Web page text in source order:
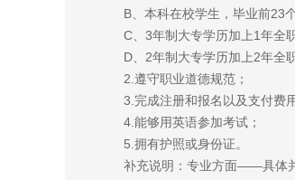
B、本科在校学生，毕业前23
C、3年制大专学历加上1年全
D、2年制大专学历加上2年全
2.遵守职业道德规范；
3.完成注册和报名以及支付费
4.能够用英语参加考试；
5.拥有护照或身份证。
补充说明：专业方面——具体